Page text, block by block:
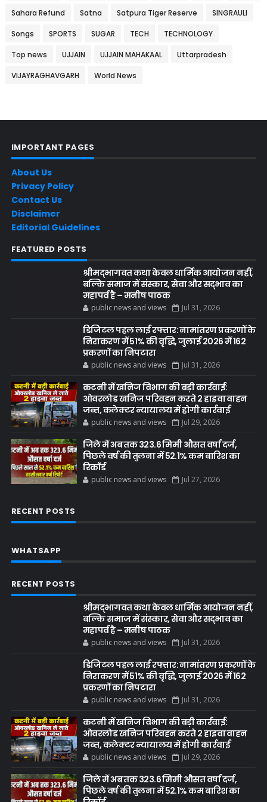
Sahara Refund Satna Satpura Tiger Reserve SINGRAULI
Songs SPORTS SUGAR TECH TECHNOLOGY
Top news UJJAIN UJJAIN MAHAKAAL Uttarpradesh
VIJAYRAGHAVGARH World News
IMPORTANT PAGES
About Us
Privacy Policy
Contact Us
Disclaimer
Editorial Guidelines
FEATURED POSTS
श्रीमद्भागवत कथा केवल धार्मिक आयोजन नहीं,
बल्कि समाज में संस्कार, सेवा और सद्भाव का
महापर्व है – मनीष पाठक
public news and views Jul 31, 2026
डिजिटल पहल लाई रफ्तार: नामांतरण प्रकरणों के
निराकरण में 51% की वृद्धि, जुलाई 2026 में 162
प्रकरणों का निपटारा
public news and views Jul 31, 2026
कटनी में खनिज विभाग की बड़ी कार्रवाई:
ओवरलोड खनिज परिवहन करते 2 हाइवा वाहन
जब्त, कलेक्टर न्यायालय में होगी कार्रवाई
public news and views Jul 29, 2026
जिले में अब तक 323.6 मिमी औसत वर्षा दर्ज,
पिछले वर्ष की तुलना में 52.1% कम बारिश का
रिकॉर्ड
public news and views Jul 27, 2026
RECENT POSTS
WHATSAPP
RECENT POSTS
श्रीमद्भागवत कथा केवल धार्मिक आयोजन नहीं,
बल्कि समाज में संस्कार, सेवा और सद्भाव का
महापर्व है – मनीष पाठक
public news and views Jul 31, 2026
डिजिटल पहल लाई रफ्तार: नामांतरण प्रकरणों के
निराकरण में 51% की वृद्धि, जुलाई 2026 में 162
प्रकरणों का निपटारा
public news and views Jul 31, 2026
कटनी में खनिज विभाग की बड़ी कार्रवाई:
ओवरलोड खनिज परिवहन करते 2 हाइवा वाहन
जब्त, कलेक्टर न्यायालय में होगी कार्रवाई
public news and views Jul 29, 2026
जिले में अब तक 323.6 मिमी औसत वर्षा दर्ज,
पिछले वर्ष की तुलना में 52.1% कम बारिश का